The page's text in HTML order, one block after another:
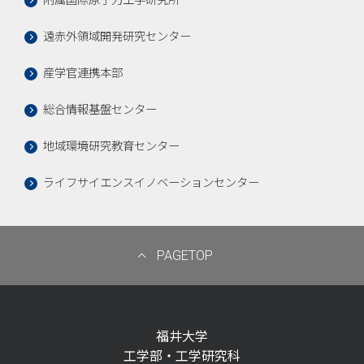
遠赤外領域開発研究センター
産学官連携本部
総合情報基盤センター
地域環境研究教育センター
ライフサイエンスイノベーションセンター
PAGETOP
福井大学
工学部・工学研究科